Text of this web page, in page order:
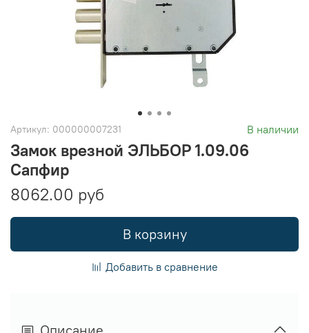
Артикул: 000000007231 В наличии
Замок врезной ЭЛЬБОР 1.09.06
Сапфир
8062.00 руб
В корзину
Добавить в сравнение